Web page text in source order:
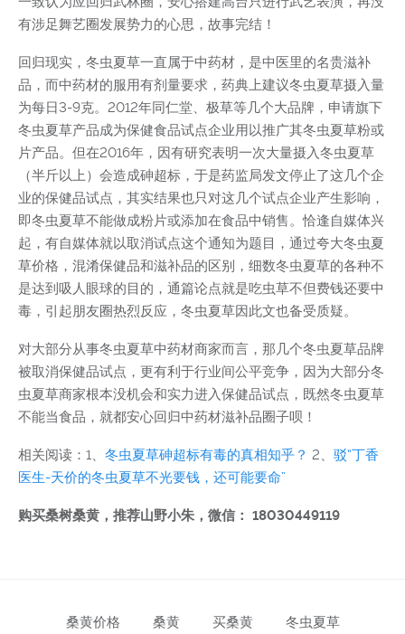
有涉足舞艺圈发展势力的心思，故事完结！
回归现实，冬虫夏草一直属于中药材，是中医里的名贵滋补
品，而中药材的服用有剂量要求，药典上建议冬虫夏草摄入量
为每日3-9克。2012年同仁堂、极草等几个大品牌，申请旗下
冬虫夏草产品成为保健食品试点企业用以推广其冬虫夏草粉或
片产品。但在2016年，因有研究表明一次大量摄入冬虫夏草
（半斤以上）会造成砷超标，于是药监局发文停止了这几个企
业的保健品试点，其实结果也只对这几个试点企业产生影响，
即冬虫夏草不能做成粉片或添加在食品中销售。恰逢自媒体兴
起，有自媒体就以取消试点这个通知为题目，通过夸大冬虫夏
草价格，混淆保健品和滋补品的区别，细数冬虫夏草的各种不
是达到吸人眼球的目的，通篇论点就是吃虫草不但费钱还要中
毒，引起朋友圈热烈反应，冬虫夏草因此文也备受质疑。
对大部分从事冬虫夏草中药材商家而言，那几个冬虫夏草品牌
被取消保健品试点，更有利于行业间公平竞争，因为大部分冬
虫夏草商家根本没机会和实力进入保健品试点，既然冬虫夏草
不能当食品，就都安心回归中药材滋补品圈子呗！
相关阅读：1、 冬虫夏草砷超标有毒的真相知乎？ 2、 驳“丁香
医生-天价的冬虫夏草不光要钱，还可能要命”
购买桑树桑黄，推荐山野小朱，微信： 18030449119
桑黄价格 桑黄 买桑黄 冬虫夏草